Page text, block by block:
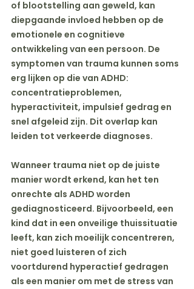
of blootstelling aan geweld, kan
diepgaande invloed hebben op de
emotionele en cognitieve
ontwikkeling van een persoon. De
symptomen van trauma kunnen soms
erg lijken op die van ADHD:
concentratieproblemen,
hyperactiviteit, impulsief gedrag en
snel afgeleid zijn. Dit overlap kan
leiden tot verkeerde diagnoses.
Wanneer trauma niet op de juiste
manier wordt erkend, kan het ten
onrechte als ADHD worden
gediagnosticeerd. Bijvoorbeeld, een
kind dat in een onveilige thuissituatie
leeft, kan zich moeilijk concentreren,
niet goed luisteren of zich
voortdurend hyperactief gedragen
als een manier om met de stress van